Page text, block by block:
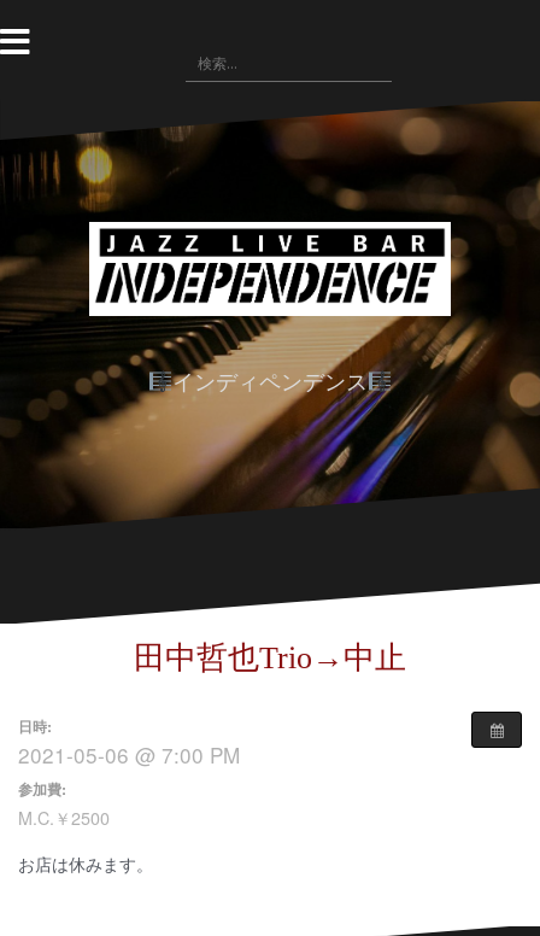
ン
テ
へ
ス
検
索:
インディペンデンス
田中哲也Trio→中止
日時:
2021-05-06 @ 7:00 PM
参加費:
M.C.￥2500
お店は休みます。